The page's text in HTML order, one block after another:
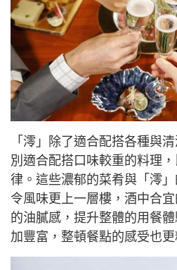
「澪」除了適合配搭各種與
別適合配搭口味較重的料理
律。這些濃郁的菜肴與「澪
令風味更上一層樓，酒中合
的油膩感，提升整體的用餐
加豐富，整頓餐點的感受也更